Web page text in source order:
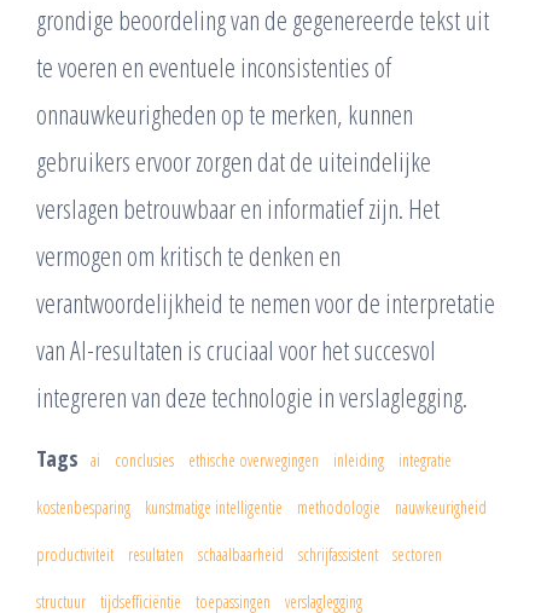
grondige beoordeling van de gegenereerde tekst uit
te voeren en eventuele inconsistenties of
onnauwkeurigheden op te merken, kunnen
gebruikers ervoor zorgen dat de uiteindelijke
verslagen betrouwbaar en informatief zijn. Het
vermogen om kritisch te denken en
verantwoordelijkheid te nemen voor de interpretatie
van AI-resultaten is cruciaal voor het succesvol
integreren van deze technologie in verslaglegging.
Tags ai conclusies ethische overwegingen inleiding integratie
kostenbesparing kunstmatige intelligentie methodologie nauwkeurigheid
productiviteit resultaten schaalbaarheid schrijfassistent sectoren
structuur tijdsefficiëntie toepassingen verslaglegging